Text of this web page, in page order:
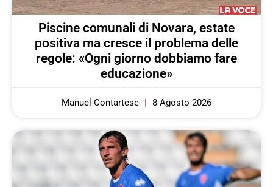
Piscine comunali di Novara, estate
positiva ma cresce il problema delle
regole: «Ogni giorno dobbiamo fare
educazione»
Manuel Contartese 8 Agosto 2026